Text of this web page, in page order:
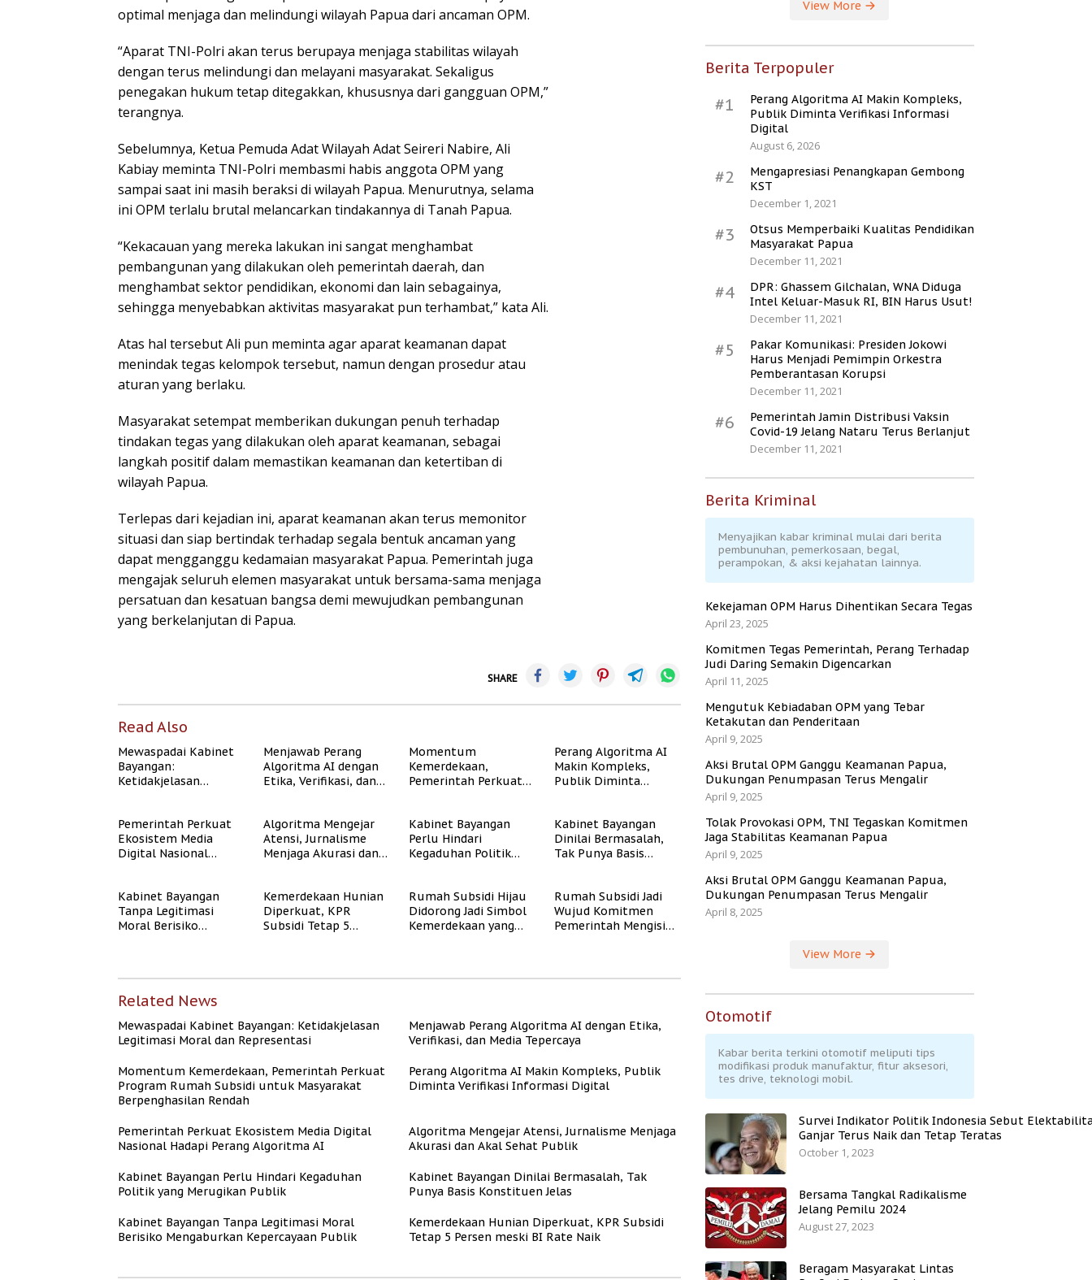
optimal menjaga dan melindungi wilayah Papua dari ancaman OPM.
“Aparat TNI-Polri akan terus berupaya menjaga stabilitas wilayah
dengan terus melindungi dan melayani masyarakat. Sekaligus
penegakan hukum tetap ditegakkan, khususnya dari gangguan OPM,”
terangnya.
Sebelumnya, Ketua Pemuda Adat Wilayah Adat Seireri Nabire, Ali
Kabiay meminta TNI-Polri membasmi habis anggota OPM yang
sampai saat ini masih beraksi di wilayah Papua. Menurutnya, selama
ini OPM terlalu brutal melancarkan tindakannya di Tanah Papua.
“Kekacauan yang mereka lakukan ini sangat menghambat
pembangunan yang dilakukan oleh pemerintah daerah, dan
menghambat sektor pendidikan, ekonomi dan lain sebagainya,
sehingga menyebabkan aktivitas masyarakat pun terhambat,” kata Ali.
Atas hal tersebut Ali pun meminta agar aparat keamanan dapat
menindak tegas kelompok tersebut, namun dengan prosedur atau
aturan yang berlaku.
Masyarakat setempat memberikan dukungan penuh terhadap
tindakan tegas yang dilakukan oleh aparat keamanan, sebagai
langkah positif dalam memastikan keamanan dan ketertiban di
wilayah Papua.
Terlepas dari kejadian ini, aparat keamanan akan terus memonitor
situasi dan siap bertindak terhadap segala bentuk ancaman yang
dapat mengganggu kedamaian masyarakat Papua. Pemerintah juga
mengajak seluruh elemen masyarakat untuk bersama-sama menjaga
persatuan dan kesatuan bangsa demi mewujudkan pembangunan
yang berkelanjutan di Papua.
SHARE
Read Also
Mewaspadai Kabinet
Bayangan:
Ketidakjelasan
Menjawab Perang
Algoritma AI dengan
Etika, Verifikasi, dan
Momentum
Kemerdekaan,
Pemerintah Perkuat
Masyarakat
Berpenghasilan
Rendah
Perang Algoritma AI
Makin Kompleks,
Publik Diminta
Pemerintah Perkuat
Ekosistem Media
Digital Nasional
Algoritma Mengejar
Atensi, Jurnalisme
Menjaga Akurasi dan
Kabinet Bayangan
Perlu Hindari
Kegaduhan Politik
Kabinet Bayangan
Dinilai Bermasalah,
Tak Punya Basis
Kabinet Bayangan
Tanpa Legitimasi
Moral Berisiko
Kemerdekaan Hunian
Diperkuat, KPR
Subsidi Tetap 5
Rumah Subsidi Hijau
Didorong Jadi Simbol
Kemerdekaan yang
Rumah Subsidi Jadi
Wujud Komitmen
Pemerintah Mengisi
Related News
Mewaspadai Kabinet Bayangan: Ketidakjelasan
Legitimasi Moral dan Representasi
Menjawab Perang Algoritma AI dengan Etika,
Verifikasi, dan Media Tepercaya
Momentum Kemerdekaan, Pemerintah Perkuat
Program Rumah Subsidi untuk Masyarakat
Berpenghasilan Rendah
Perang Algoritma AI Makin Kompleks, Publik
Diminta Verifikasi Informasi Digital
Pemerintah Perkuat Ekosistem Media Digital
Nasional Hadapi Perang Algoritma AI
Algoritma Mengejar Atensi, Jurnalisme Menjaga
Akurasi dan Akal Sehat Publik
Kabinet Bayangan Perlu Hindari Kegaduhan
Politik yang Merugikan Publik
Kabinet Bayangan Dinilai Bermasalah, Tak
Punya Basis Konstituen Jelas
Kabinet Bayangan Tanpa Legitimasi Moral
Berisiko Mengaburkan Kepercayaan Publik
Kemerdekaan Hunian Diperkuat, KPR Subsidi
Tetap 5 Persen meski BI Rate Naik
View More
Berita Terpopuler
#1
Perang Algoritma AI Makin Kompleks,
Publik Diminta Verifikasi Informasi
Digital
August 6, 2026
#2
Mengapresiasi Penangkapan Gembong
KST
December 1, 2021
#3
Otsus Memperbaiki Kualitas Pendidikan
Masyarakat Papua
December 11, 2021
#4
DPR: Ghassem Gilchalan, WNA Diduga
Intel Keluar-Masuk RI, BIN Harus Usut!
December 11, 2021
#5
Pakar Komunikasi: Presiden Jokowi
Harus Menjadi Pemimpin Orkestra
Pemberantasan Korupsi
December 11, 2021
#6
Pemerintah Jamin Distribusi Vaksin
Covid-19 Jelang Nataru Terus Berlanjut
December 11, 2021
Berita Kriminal
Menyajikan kabar kriminal mulai dari berita
pembunuhan, pemerkosaan, begal,
perampokan, & aksi kejahatan lainnya.
Kekejaman OPM Harus Dihentikan Secara Tegas
April 23, 2025
Komitmen Tegas Pemerintah, Perang Terhadap
Judi Daring Semakin Digencarkan
April 11, 2025
Mengutuk Kebiadaban OPM yang Tebar
Ketakutan dan Penderitaan
April 9, 2025
Aksi Brutal OPM Ganggu Keamanan Papua,
Dukungan Penumpasan Terus Mengalir
April 9, 2025
Tolak Provokasi OPM, TNI Tegaskan Komitmen
Jaga Stabilitas Keamanan Papua
April 9, 2025
Aksi Brutal OPM Ganggu Keamanan Papua,
Dukungan Penumpasan Terus Mengalir
April 8, 2025
View More
Otomotif
Kabar berita terkini otomotif meliputi tips
modifikasi produk manufaktur, fitur aksesori,
tes drive, teknologi mobil.
Survei Indikator Politik Indonesia Sebut
Ganjar Terus Naik dan Tetap Teratas
October 1, 2023
Bersama Tangkal Radikalisme
Jelang Pemilu 2024
August 27, 2023
Beragam Masyarakat Lintas